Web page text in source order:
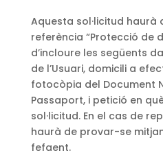
Aquesta sol·licitud haurà
referència “Protecció de
d’incloure les següents
de l’Usuari, domicili a
fotocòpia del Document
Passaport, i petició en
sol·licitud. En el cas de
haurà de provar-se
fefaent.